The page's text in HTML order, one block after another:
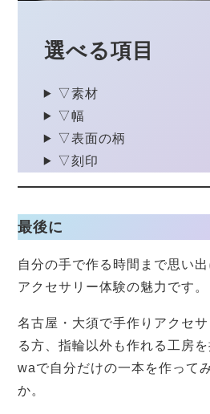
選べる項目
▽素材
▽幅
▽表面の柄
▽刻印
最後に
自分の手で作る時間まで思い
アクセサリー体験の魅力です。
名古屋・大須で手作りアクセ
る方、指輪以外も作れる工房
waで自分だけの一本を作って
か。